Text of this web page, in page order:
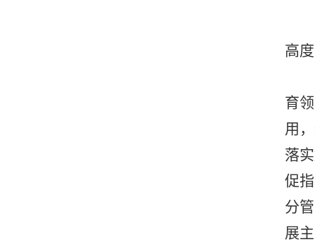
高
育
用
落
促
分
展